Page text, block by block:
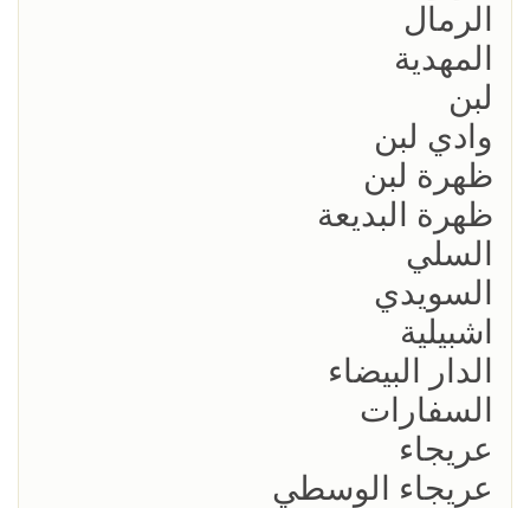
الرمال
المهدية
لبن
وادي لبن
ظهرة لبن
ظهرة البديعة
السلي
السويدي
اشبيلية
الدار البيضاء
السفارات
عريجاء
عريجاء الوسطي